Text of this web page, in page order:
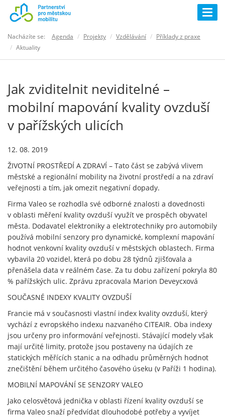
Nacházíte se: Agenda Projekty Vzdělávání
Příklady z praxe
Aktuality
Jak zviditelnit neviditelné –
mobilní mapování kvality ovzduší
v pařížských ulicích
12. 08. 2019
ŽIVOTNÍ PROSTŘEDÍ A ZDRAVÍ – Tato část se zabývá vlivem
městské a regionální mobility na životní prostředí a na zdraví
veřejnosti a tím, jak omezit negativní dopady.
Firma Valeo se rozhodla své odborné znalosti a dovednosti
v oblasti měření kvality ovzduší využít ve prospěch obyvatel
města. Dodavatel elektroniky a elektrotechniky pro automobily
používá mobilní senzory pro dynamické, komplexní mapování
hodnot venkovní kvality ovzduší v městských oblastech. Firma
vybavila 20 vozidel, která po dobu 28 týdnů zjišťovala a
přenášela data v reálném čase. Za tu dobu zařízení pokryla 80
% pařížských ulic. Zprávu zpracovala Marion Deveycxová
SOUČASNÉ INDEXY KVALITY OVZDUŠÍ
Francie má v současnosti vlastní index kvality ovzduší, který
vychází z evropského indexu nazvaného CITEAIR. Oba indexy
jsou určeny pro informování veřejnosti. Stávající modely však
mají určité limity, protože jsou postaveny na údajích ze
statických měřících stanic a na odhadu průměrných hodnot
znečištění během určitého časového úseku (v Paříži 1 hodina).
MOBILNÍ MAPOVÁNÍ SE SENZORY VALEO
Jako celosvětová jednička v oblasti řízení kvality ovzduší se
firma Valeo snaží předvídat dlouhodobé potřeby a vyvíjet